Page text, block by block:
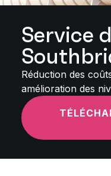
Service
Réduction des
amélioration des